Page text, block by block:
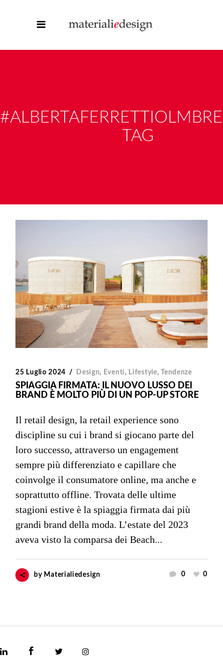
TAG
25 Luglio 2024 Design, Eventi, Lifestyle, Tendenze
SPIAGGIA FIRMATA: IL NUOVO LUSSO DEI
BRAND È MOLTO PIÙ DI UN POP-UP STORE
Il retail design, la retail experience sono
discipline su cui i brand si giocano parte del
loro successo, attraverso un engagement
sempre più differenziato e capillare che
coinvolge il consumatore online, ma anche e
soprattutto offline. Trovata delle ultime
stagioni estive è la spiaggia firmata dai più
grandi brand della moda. L’estate del 2023
aveva visto la comparsa dei Beach...
by Materialiedesign 0 0